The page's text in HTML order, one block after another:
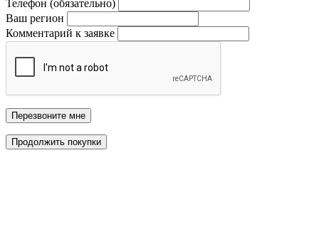
Телефон (обязательно)
Ваш регион
Комментарий к заявке
Перезвоните мне
Продолжить покупки